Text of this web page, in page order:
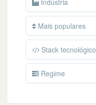
Indústria
Mais populares
Stack tecnológico
Regime